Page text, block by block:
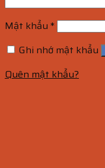
Mật khẩu *
Ghi nhớ mật khẩu
Quên mật khẩu?